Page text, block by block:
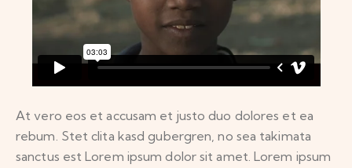
At vero eos et accusam et justo duo dolores et ea
rebum. Stet clita kasd gubergren, no sea takimata
sanctus est Lorem ipsum dolor sit amet. Lorem ipsum